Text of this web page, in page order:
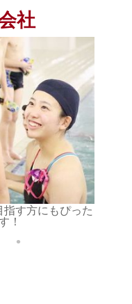
社
す方にもぴった
！